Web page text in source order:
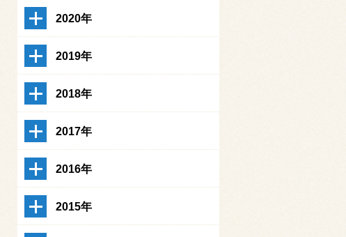
2020年
2019年
2018年
2017年
2016年
2015年